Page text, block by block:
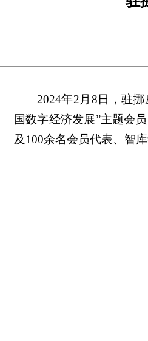
2024年2月8日，驻
国数字经济发展”主题会
及100余名会员代表、智库